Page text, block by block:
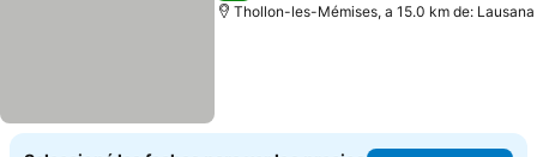
Thollon-les-Mémises, a 15.0 km de: Lausana